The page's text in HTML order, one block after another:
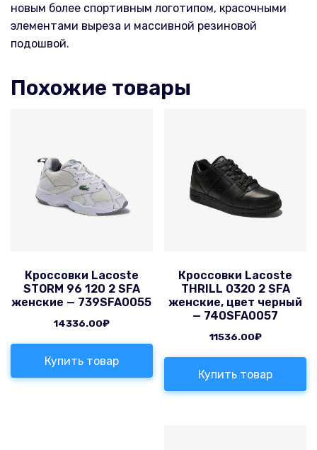
новым более спортивным логотипом, красочными
элементами выреза и массивной резиновой
подошвой.
Похожие товары
Кроссовки Lacoste
STORM 96 120 2 SFA
женские — 739SFA0055
14336.00₽
Купить товар
Кроссовки Lacoste
THRILL 0320 2 SFA
женские, цвет черный
— 740SFA0057
11536.00₽
Купить товар